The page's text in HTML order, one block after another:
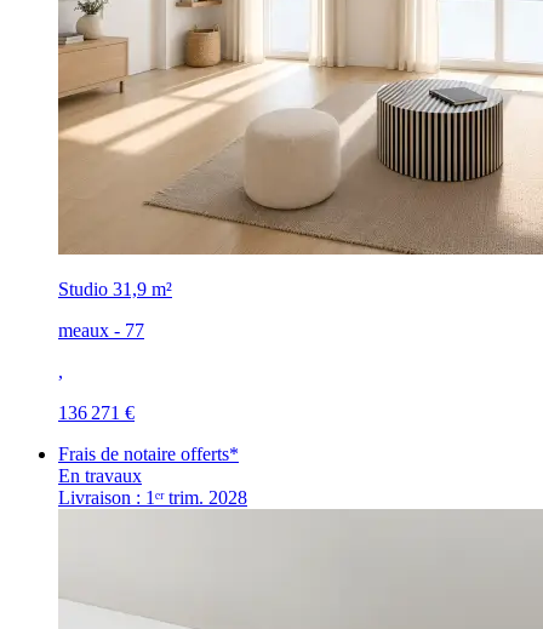
Studio 31,9 m²
meaux - 77
,
136 271 €
Frais de notaire offerts*
En travaux
Livraison : 1ᵉʳ trim. 2028